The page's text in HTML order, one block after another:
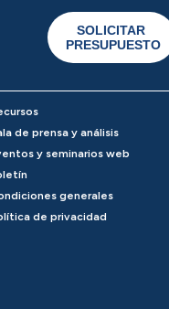
SOLICITAR
PRESUPUESTO
de prensa y análisis
y seminarios web
generales
de privacidad